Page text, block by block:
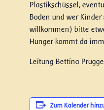
Plastikschüssel,
Boden und wer
willkommen) bitte
Hunger kommt da
Leitung Bettina
Zum Kalender